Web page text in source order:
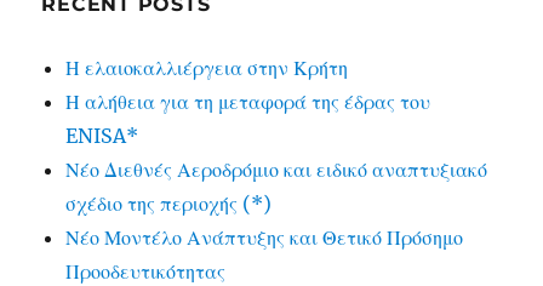
Η ελαιοκαλλιέργεια στην Κρήτη
Η αλήθεια για τη μεταφορά της έδρας του
ENISA*
Νέο Διεθνές Αεροδρόμιο και ειδικό αναπτυξιακό
σχέδιο της περιοχής (*)
Νέο Μοντέλο Ανάπτυξης και Θετικό Πρόσημο
Προοδευτικότητας